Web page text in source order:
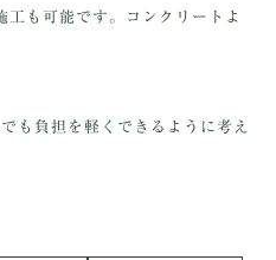
も可能です。コンクリートよ
も負担を軽くできるように考え